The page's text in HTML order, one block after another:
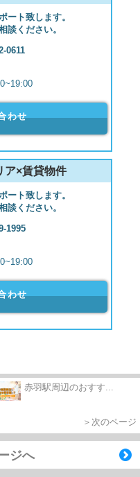
ート致します。
談ください。
0611
わせ
ア×賃貸物件
ート致します。
談ください。
1995
わせ
赤羽駅周辺のおすす...
＞次のページ
ジへ